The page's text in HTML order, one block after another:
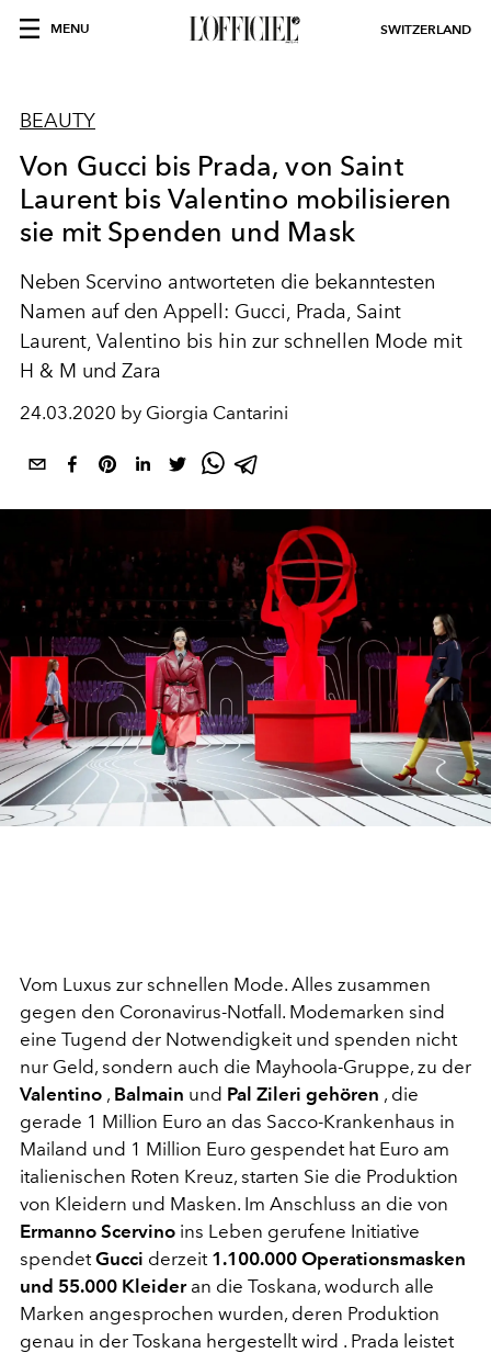
MENU SWITZERLAND
BEAUTY
Von Gucci bis Prada, von Saint
Laurent bis Valentino mobilisieren
sie mit Spenden und Mask
Neben Scervino antworteten die bekanntesten
Namen auf den Appell: Gucci, Prada, Saint
Laurent, Valentino bis hin zur schnellen Mode mit
H & M und Zara
24.03.2020 by Giorgia Cantarini
Vom Luxus zur schnellen Mode. Alles zusammen
gegen den Coronavirus-Notfall. Modemarken sind
eine Tugend der Notwendigkeit und spenden nicht
nur Geld, sondern auch die Mayhoola-Gruppe, zu der
Valentino , Balmain und Pal Zileri gehören , die
gerade 1 Million Euro an das Sacco-Krankenhaus in
Mailand und 1 Million Euro gespendet hat Euro am
italienischen Roten Kreuz, starten Sie die Produktion
von Kleidern und Masken. Im Anschluss an die von
Ermanno Scervino ins Leben gerufene Initiative
spendetGucci derzeit 1.100.000 Operationsmasken
und 55.000 Kleideran die Toskana, wodurch alle
Marken angesprochen wurden, deren Produktion
genau in der Toskana hergestellt wird . Prada leistet